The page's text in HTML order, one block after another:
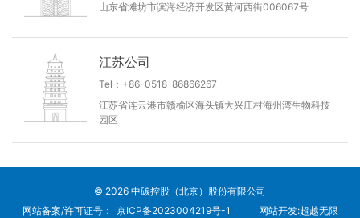
山东省滩坊市滨海经济开发区黄河西街006067号
江苏公司
Tel：+86-0518-86866267
江苏省连云港市赣榆区海头镇大兴庄村海州湾生物科技
园区
© 2026 中碳控股（北京）股份有限公司
网站备案/许可证号：
京ICP备2023004219号-1 网站开发:超越无限